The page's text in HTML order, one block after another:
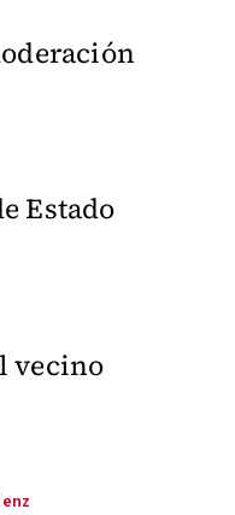
Estado
vecino